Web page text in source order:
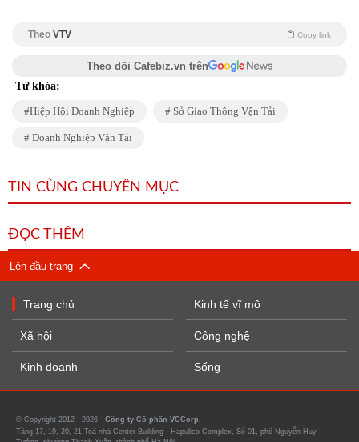
Theo VTV Copy link
Theo dõi Cafebiz.vn trên
Từ khóa:
Hiệp Hội Doanh Nghiệp Sở Giao Thông Vận Tải
Doanh Nghiệp Vận Tải
TIN CÙNG CHUYÊN MỤC
ĐỌC THÊM
Lên đầu trang
Trang chủ
Xã hội
Kinh doanh
Kinh tế vĩ mô
Công nghệ
Sống
© Copyright 2012 - 2026 - Công ty Cổ phần VCCorp.
Tầng 17, 19, 20, 21 Toà nhà Center Building - Hapulico Complex, Số 01, phố Nguyễn Huy